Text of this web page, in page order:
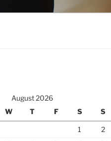
August 2026
W T F S S
1
2